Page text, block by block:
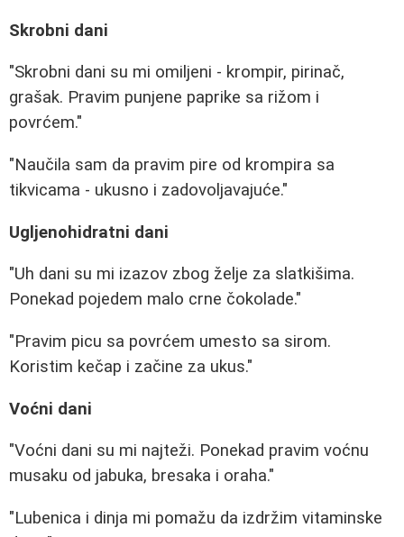
Skrobni dani
"Skrobni dani su mi omiljeni - krompir, pirinač,
grašak. Pravim punjene paprike sa rižom i
povrćem."
"Naučila sam da pravim pire od krompira sa
tikvicama - ukusno i zadovoljavajuće."
Ugljenohidratni dani
"Uh dani su mi izazov zbog želje za slatkišima.
Ponekad pojedem malo crne čokolade."
"Pravim picu sa povrćem umesto sa sirom.
Koristim kečap i začine za ukus."
Voćni dani
"Voćni dani su mi najteži. Ponekad pravim voćnu
musaku od jabuka, bresaka i oraha."
"Lubenica i dinja mi pomažu da izdržim vitaminske